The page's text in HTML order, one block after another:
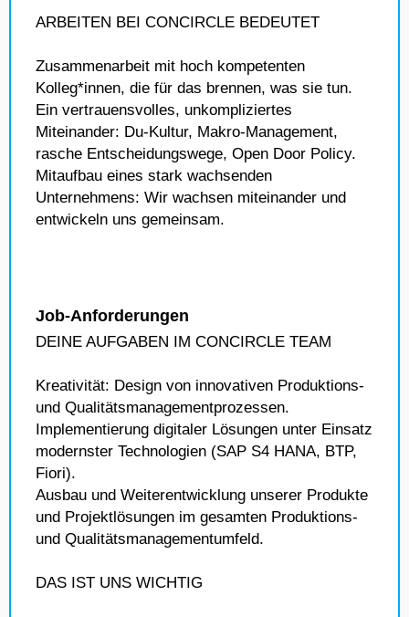
ARBEITEN BEI CONCIRCLE BEDEUTET
Zusammenarbeit mit hoch kompetenten
Kolleg*innen, die für das brennen, was sie tun.
Ein vertrauensvolles, unkompliziertes
Miteinander: Du-Kultur, Makro-Management,
rasche Entscheidungswege, Open Door Policy.
Mitaufbau eines stark wachsenden
Unternehmens: Wir wachsen miteinander und
entwickeln uns gemeinsam.
Job-Anforderungen
DEINE AUFGABEN IM CONCIRCLE TEAM
Kreativität: Design von innovativen Produktions-
und Qualitätsmanagementprozessen.
Implementierung digitaler Lösungen unter Einsatz
modernster Technologien (SAP S4 HANA, BTP,
Fiori).
Ausbau und Weiterentwicklung unserer Produkte
und Projektlösungen im gesamten Produktions-
und Qualitätsmanagementumfeld.
DAS IST UNS WICHTIG